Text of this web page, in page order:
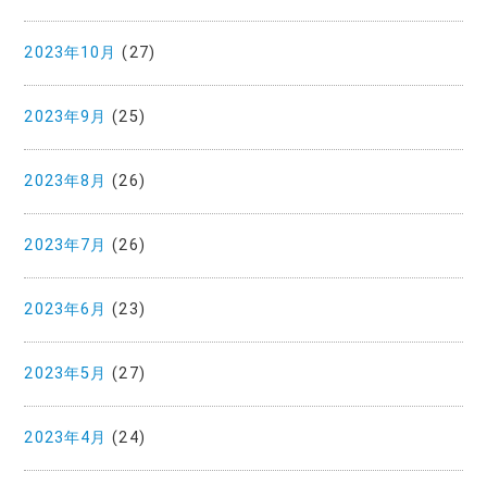
2023年10月 (27)
2023年9月 (25)
2023年8月 (26)
2023年7月 (26)
2023年6月 (23)
2023年5月 (27)
2023年4月 (24)